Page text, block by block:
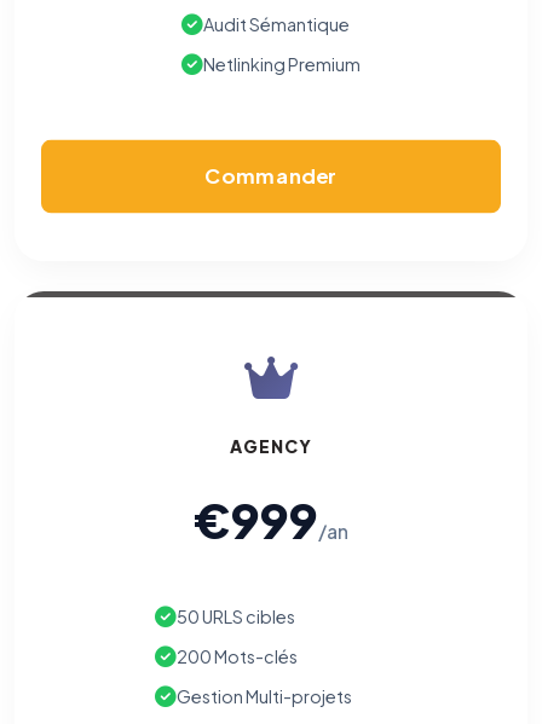
Audit Sémantique
Netlinking Premium
Commander
AGENCY
€999/an
50 URLS cibles
200 Mots-clés
Gestion Multi-projets